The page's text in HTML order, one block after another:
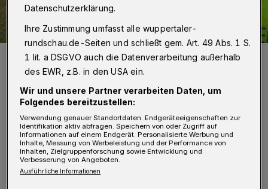
Die Grünen regen an, eine Seite der L 74 möglicherweise für den
Radverkehr zu nutzen. Momentan sind sie Autos (hier eine
Verkehrskontrolle der Polizei) vorbehalten.
Foto: Christoph Petersen
„Im Sommer 2022 wurden mehrere
Datenschutzerklärung.
Ihre Zustimmung umfasst alle wuppertaler-
rundschau.de-Seiten und schließt gem. Art. 49 Abs. 1 S.
1 lit. a DSGVO auch die Datenverarbeitung außerhalb
des EWR, z.B. in den USA ein.
Wir und unsere Partner verarbeiten Daten, um
Folgendes bereitzustellen:
Verwendung genauer Standortdaten. Endgeräteeigenschaften zur
Identifikation aktiv abfragen. Speichern von oder Zugriff auf
Informationen auf einem Endgerät. Personalisierte Werbung und
Inhalte, Messung von Werbeleistung und der Performance von
Inhalten, Zielgruppenforschung sowie Entwicklung und
Verbesserung von Angeboten.
Ausführliche Informationen